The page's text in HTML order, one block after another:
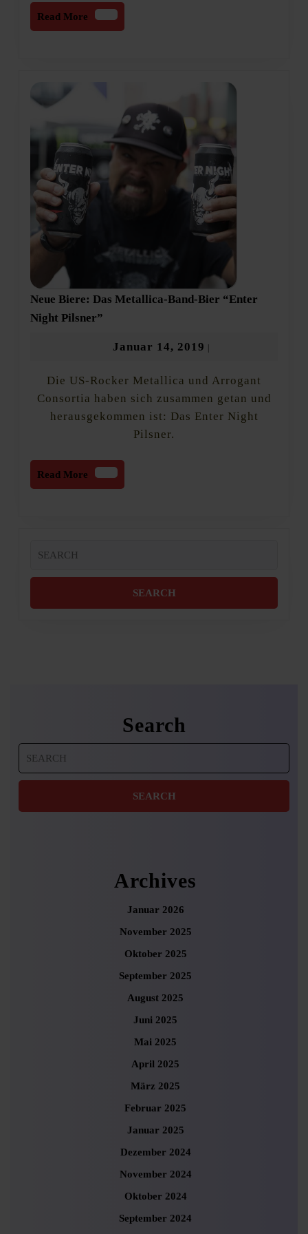
Read More
Read
More
Neue Biere: Das Metallica-Band-Bier “Enter
Night Pilsner”
Das
Metallica-
Bier
“Enter
Pilsner”
Januar 14, 2019 Januar
2019
Die US-Rocker Metallica und Arrogant
Consortia haben sich zusammen getan und
herausgekommen ist: Das Enter Night
Pilsner.
Read More
Read
More
for:
Search
for:
Archives
Januar 2026
November 2025
Oktober 2025
September 2025
August 2025
Juni 2025
Mai 2025
April 2025
März 2025
Februar 2025
Januar 2025
Dezember 2024
November 2024
Oktober 2024
September 2024